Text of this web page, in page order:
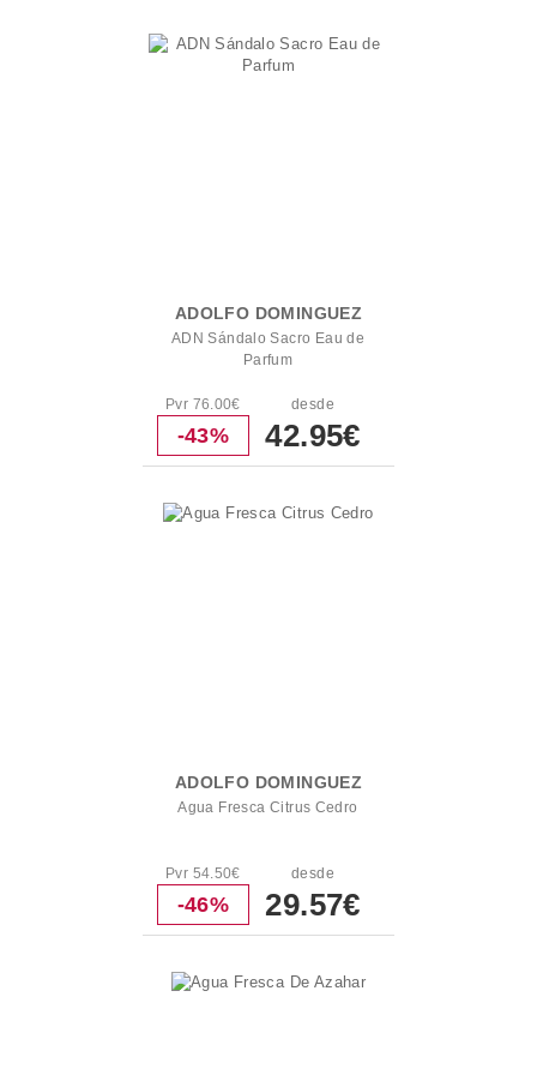
ADOLFO DOMINGUEZ
ADN Sándalo Sacro Eau de
Parfum
Pvr 76.00€
-43%
desde
42.95€
ADOLFO DOMINGUEZ
Agua Fresca Citrus Cedro
Pvr 54.50€
-46%
desde
29.57€